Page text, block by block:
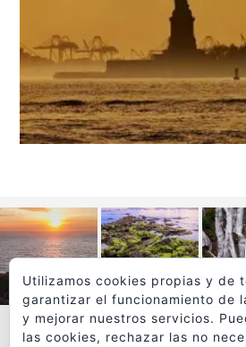
Utilizamos cookies propias y de
garantizar el funcionamiento de
y mejorar nuestros servicios.
las cookies, rechazar las no